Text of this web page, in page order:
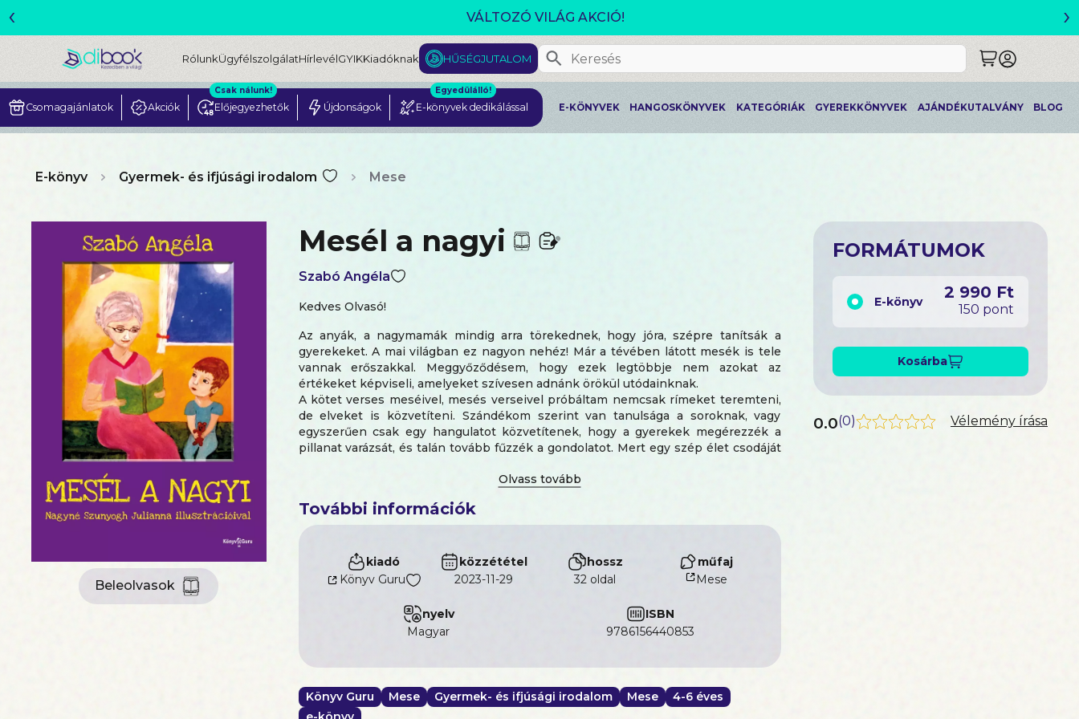
VÁLTOZÓ VILÁG AKCIÓ!
‹ ›
RólunkÜgyfélszolgálatHírlevélGYIKKiadóknak HŰSÉGJUTALOM
Csomagajánlatok Akciók Előjegyezhetők
Csak nálunk!
Újdonságok E-könyvek dedikálással
Egyedülálló!
E-KÖNYVEK HANGOSKÖNYVEK KATEGÓRIÁK GYEREKKÖNYVEK AJÁNDÉKUTALVÁNY BLOG
E-könyv Gyermek- és ifjúsági irodalom Mese
Beleolvasok
Mesél a nagyi
Szabó Angéla
Kedves Olvasó!
Az anyák, a nagymamák mindig arra törekednek, hogy jóra, szépre tanítsák a
gyerekeket. A mai világban ez nagyon nehéz! Már a tévében látott mesék is tele
vannak erőszakkal. Meggyőződésem, hogy ezek legtöbbje nem azokat az
értékeket képviseli, amelyeket szívesen adnánk örökül utódainknak.
A kötet verses meséivel, mesés verseivel próbáltam nemcsak rímeket teremteni,
de elveket is közvetíteni. Szándékom szerint van tanulsága a soroknak, vagy
egyszerűen csak egy hangulatot közvetítenek, hogy a gyerekek megérezzék a
pillanat varázsát, és talán tovább fűzzék a gondolatot. Mert egy szép élet csodáját
okozott, amikor írtam. Mert minden sora a szívemből jött. Jó szórakozást!
A nagyi
További információk
kiadó
Könyv Guru
közzététel
2023-11-29
hossz
32 oldal
műfaj
Mese
nyelv
magyar
ISBN
9786156440853
Könyv Guru Mese Gyermek- és ifjúsági irodalom Mese
4-6 éves
FORMÁTUMOK
E-könyv 2 990 Ft
150 pont
Kosárba
0.0(0) Vélemény írása